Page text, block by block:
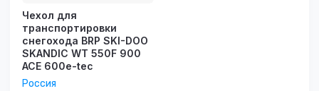
Чехол для
транспортировки
снегохода BRP SKI-DOO
SKANDIC WT 550F 900
ACE 600e-tec
Россия